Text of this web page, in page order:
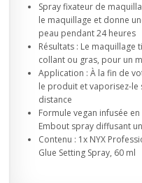
Spray fixateur de
le maquillage et donne
peau pendant 24 heures
Résultats : Le maquillage
collant ou gras, pour un
Application : À la fin de
le produit et vaporisez-le
distance
Formule vegan infusée
Embout spray diffusant
Contenu : 1x NYX
Glue Setting Spray, 60 ml